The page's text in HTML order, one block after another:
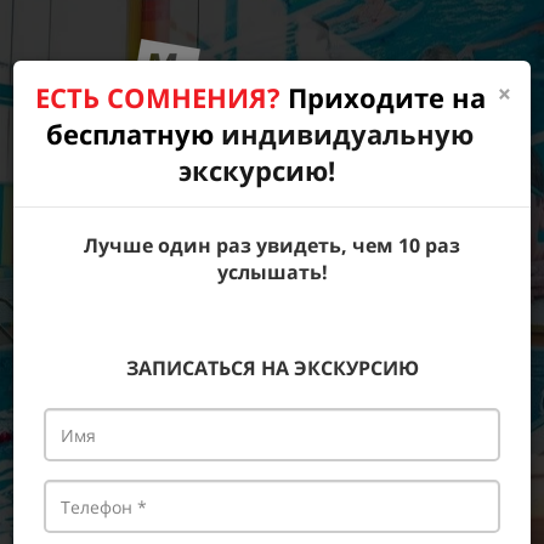
+7 (4236) 75-00-75
г. Находка, Пр-т Мира, 37
ЗАКАЗАТЬ ЗВОНОК
Для вас новые выгодные
тарифы!
07
Дней
05
Часов
01
Минута
×
ЕСТЬ СОМНЕНИЯ? Приходите на
бесплатную индивидуальную
экскурсию!
Лучше один раз увидеть, чем 10 раз
услышать!
ЗАПИСАТЬСЯ НА ЭКСКУРСИЮ